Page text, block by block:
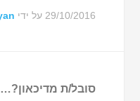
29/10/2016 על ידי
סובל/ת